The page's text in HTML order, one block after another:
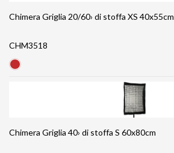
Chimera Griglia 20/60› di stoffa XS 40x55cm
CHM3518
Chimera Griglia 40› di stoffa S 60x80cm